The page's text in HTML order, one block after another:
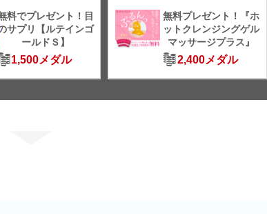
料でプレゼント！目
サプリ【ルテインゴ
ールドＳ】
1,500メダル
無料プレゼント！『ホ
ットクレンジングゲル
マッサージプラス』
2,400メダル